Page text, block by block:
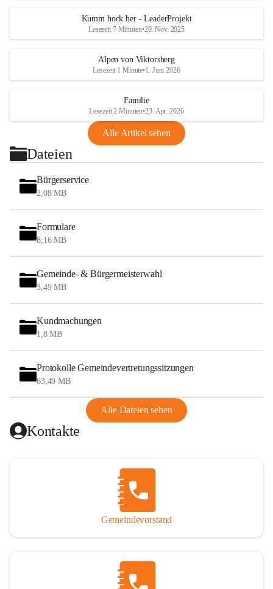
Kumm hock her - LeaderProjekt
Lesezeit 7 Minuten•20. Nov. 2025
Alpen von Viktorsberg
Lesezeit 1 Minute•1. Juni 2026
Familie
Lesezeit 2 Minuten•23. Apr. 2026
Alle Artikel sehen
Dateien
Bürgerservice
2,08 MB
Formulare
8,16 MB
Gemeinde- & Bürgermeisterwahl
3,49 MB
Kundmachungen
1,8 MB
Protokolle Gemeindevertretungssitzungen
63,49 MB
Alle Dateien sehen
Kontakte
Gemeindevorstand